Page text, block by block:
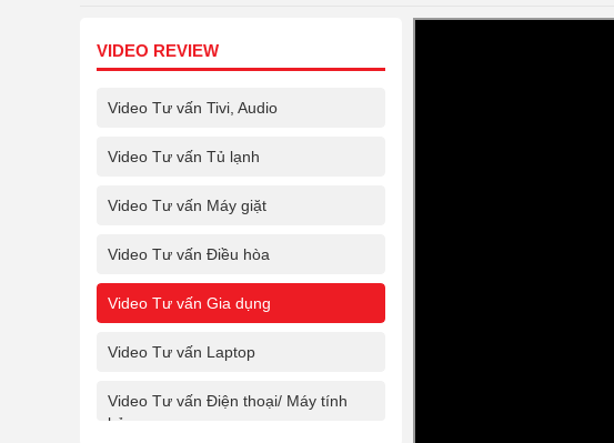
VIDEO REVIEW
Video Tư vấn Tivi, Audio
Video Tư vấn Tủ lạnh
Video Tư vấn Máy giặt
Video Tư vấn Điều hòa
Video Tư vấn Gia dụng
Video Tư vấn Laptop
Video Tư vấn Điện thoại/ Máy tính
bảng